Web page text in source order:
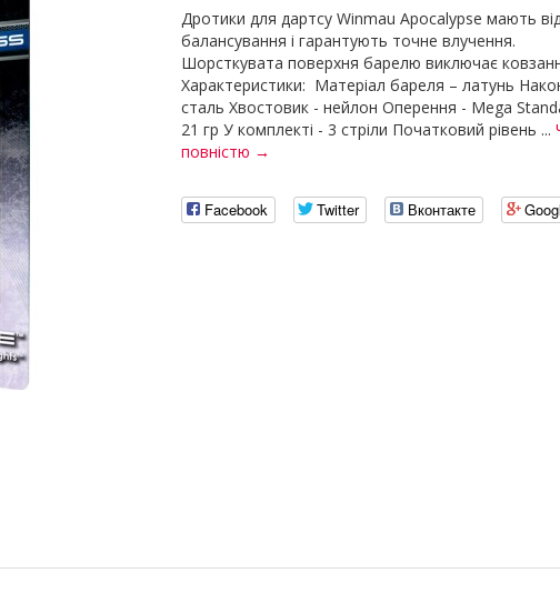
Дротики для дартсу Winmau Apocalypse мають
балансування і гарантують точне влучення.
Шорсткувата поверхня барелю виключає
Характеристики: Матеріал бареля – латунь
сталь Хвостовик - нейлон Оперення - Mega
21 гр У комплекті - 3 стріли Початковий рівень ...
повністю →
Facebook Twitter Вконтакте